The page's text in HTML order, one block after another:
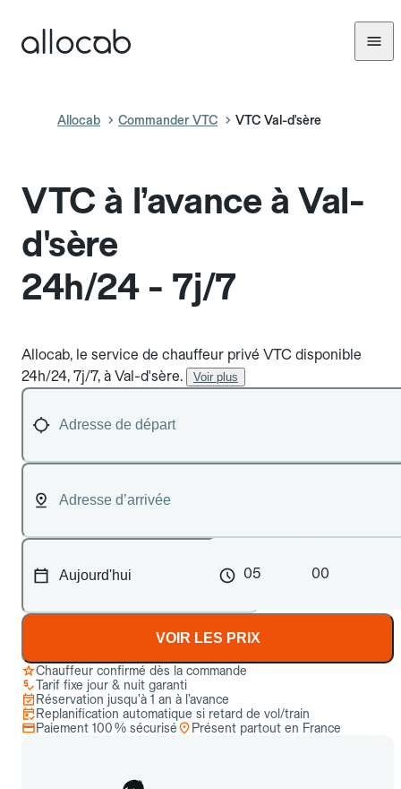
Allocab Commander VTC VTC Val-d'sère
VTC à l’avance à Val-
d'sère
24h/24 - 7j/7
Allocab, le service de chauffeur privé VTC disponible
24h/24, 7j/7, à Val-d'sère.
Voir plus
05 00
VOIR LES PRIX
Chauffeur confirmé dès la commande
Tarif fixe jour & nuit garanti
Réservation jusqu’à 1 an à l’avance
Replanification automatique si retard de vol/train
Paiement 100 % sécurisé
Présent partout en France